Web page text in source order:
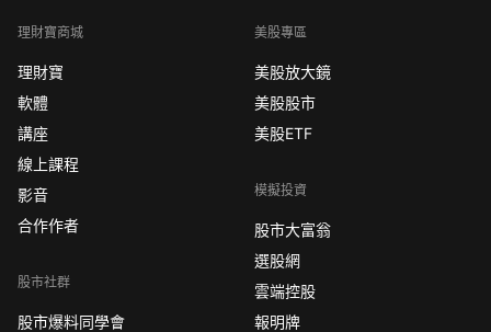
理財寶商城
理財寶
軟體
講座
線上課程
影音
合作作者
股市社群
股市爆料同學會
美股專區
美股放大鏡
美股股市
美股ETF
模擬投資
股市大富翁
選股網
雲端控股
報明牌